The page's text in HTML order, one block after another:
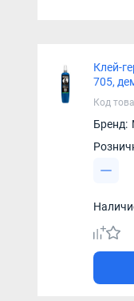
Клей-
705,
Код
Бренд: